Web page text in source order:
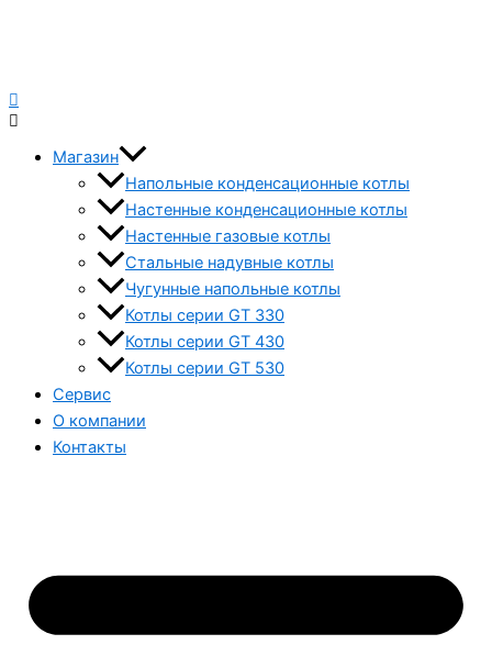
Магазин
Напольные конденсационные котлы
Настенные конденсационные котлы
Настенные газовые котлы
Стальные надувные котлы
Чугунные напольные котлы
Котлы серии GT 330
Котлы серии GT 430
Котлы серии GT 530
Сервис
О компании
Контакты